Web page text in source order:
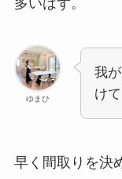
ゆまひ
我
け
早く間取りを決